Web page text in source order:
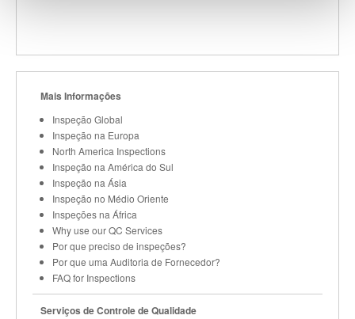
Mais Informações
Inspeção Global
Inspeção na Europa
North America Inspections
Inspeção na América do Sul
Inspeção na Ásia
Inspeção no Médio Oriente
Inspeções na África
Why use our QC Services
Por que preciso de inspeções?
Por que uma Auditoria de Fornecedor?
FAQ for Inspections
Serviços de Controle de Qualidade